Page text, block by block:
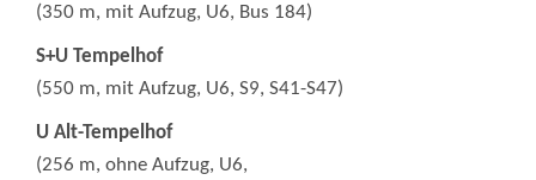
(350 m, mit Aufzug, U6, Bus 184)
S+U Tempelhof
(550 m, mit Aufzug, U6, S9, S41-S47)
U Alt-Tempelhof
(256 m, ohne Aufzug, U6,